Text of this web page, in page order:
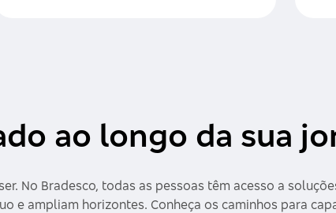
ao longo da sua
No Bradesco, todas as pessoas têm acesso a
e ampliam horizontes. Conheça os caminhos para